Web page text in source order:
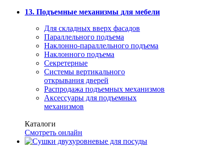
13. Подъемные механизмы для мебели
Для складных вверх фасадов
Параллельного подъема
Наклонно-параллельного подъема
Наклонного подъема
Секретерные
Системы вертикального
открывания дверей
Распродажа подъемных механизмов
Аксессуары для подъемных
механизмов
Каталоги
Смотреть онлайн